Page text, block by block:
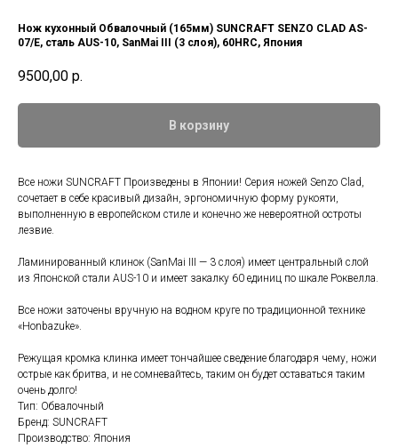
Нож кухонный Обвалочный (165мм) SUNCRAFT SENZO CLAD AS-
07/E, сталь AUS-10, SanMai III (3 слоя), 60HRC, Япония
9500,00 р.
В корзину
Все ножи SUNCRAFT Произведены в Японии! Серия ножей Senzo Clad,
сочетает в себе красивый дизайн, эргономичную форму рукояти,
выполненную в европейском стиле и конечно же невероятной остроты
лезвие.
Ламинированный клинок (SanMai III — 3 слоя) имеет центральный слой
из Японской стали AUS-10 и имеет закалку 60 единиц по шкале Роквелла.
Все ножи заточены вручную на водном круге по традиционной технике
«Honbazuke».
Режущая кромка клинка имеет тончайшее сведение благодаря чему, ножи
острые как бритва, и не сомневайтесь, таким он будет оставаться таким
очень долго!
Тип: Обвалочный
Бренд: SUNCRAFT
Производство: Япония